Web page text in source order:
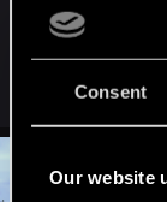
Consent
Our website
3.7 MB · Views: 232